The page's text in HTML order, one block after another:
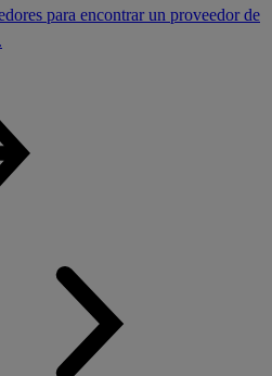
para encontrar un proveedor de